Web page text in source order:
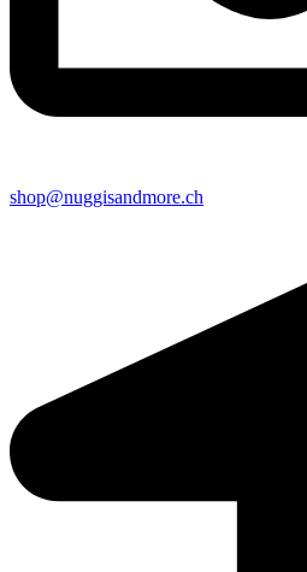
shop@nuggisandmore.ch